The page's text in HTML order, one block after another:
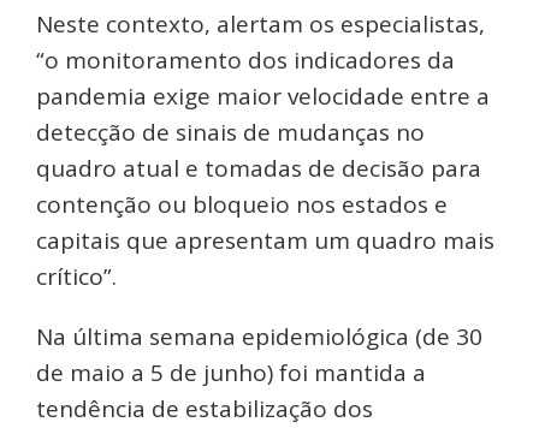
Neste contexto, alertam os especialistas,
“o monitoramento dos indicadores da
pandemia exige maior velocidade entre a
detecção de sinais de mudanças no
quadro atual e tomadas de decisão para
contenção ou bloqueio nos estados e
capitais que apresentam um quadro mais
crítico”.
Na última semana epidemiológica (de 30
de maio a 5 de junho) foi mantida a
tendência de estabilização dos